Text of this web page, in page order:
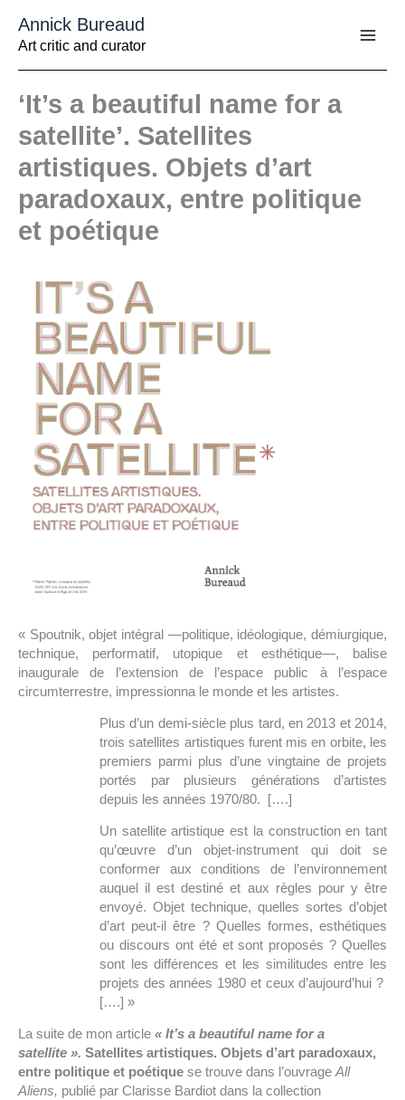
contenu
Annick Bureaud
Art critic and curator
‘It’s a beautiful name for a
satellite’. Satellites
artistiques. Objets d’art
paradoxaux, entre politique
et poétique
« Spoutnik, objet intégral —politique, idéologique, démiurgique,
technique, performatif, utopique et esthétique—, balise
inaugurale de l’extension de l’espace public à l’espace
circumterrestre, impressionna le monde et les artistes.
Plus d’un demi-siècle plus tard, en 2013 et 2014,
trois satellites artistiques furent mis en orbite, les
premiers parmi plus d’une vingtaine de projets
portés par plusieurs générations d’artistes
depuis les années 1970/80. [….]
Un satellite artistique est la construction en tant
qu’œuvre d’un objet-instrument qui doit se
conformer aux conditions de l’environnement
auquel il est destiné et aux règles pour y être
envoyé. Objet technique, quelles sortes d’objet
d’art peut-il être ? Quelles formes, esthétiques
ou discours ont été et sont proposés ? Quelles
sont les différences et les similitudes entre les
projets des années 1980 et ceux d’aujourd’hui ?
[….] »
La suite de mon article « It’s a beautiful name for a
satellite ». Satellites artistiques. Objets d’art paradoxaux,
entre politique et poétique se trouve dans l’ouvrage All
Aliens, publié par Clarisse Bardiot dans la collection